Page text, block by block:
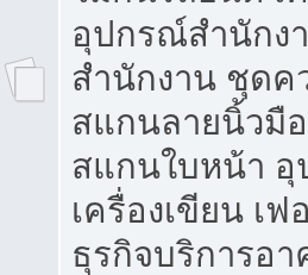
อุปกรณ์สำนักง
สำนักงาน ชุดค
สแกนลายนิ้วมื
สแกนใบหน้า
เครื่องเขียน เ
ธุรกิจบริการอ